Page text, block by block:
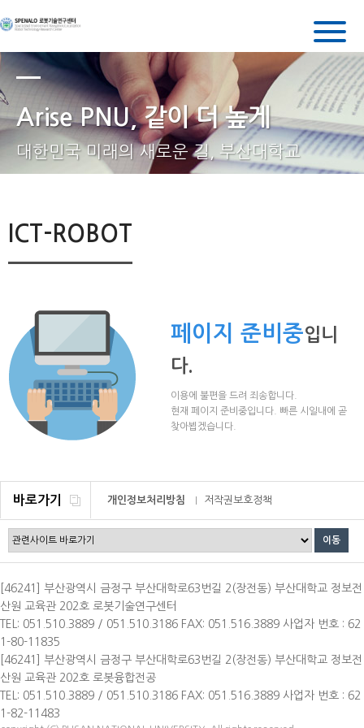
봇
기
술
연
구
센
터
Arise PNU, 같이 더 높게
대한민국 미래의 새로운 길, 부산대학교
ICT-ROBOT
페이지 준비중입니
다.
이용에 불편을 드려 죄송합니다.
현재 페이지 준비중입니다. 빠른 시일내에 곧
찾아뵙겠습니다.
바로가기 개인정보처리방침 저작권보호정책
[46241] 부산광역시 금정구 부산대학로63번길 2(장전동) 부산대학교 정보전
산원 교육관 202호 로봇기술연구센터
TEL: 051.510.3889 / 051.510.3186 FAX: 051.516.3889 사업자 번호 : 62
1-80-11835
[46241] 부산광역시 금정구 부산대학로63번길 2(장전동) 부산대학교 정보전
산원 교육관 202호 로봇융합전공
TEL: 051.510.3889 / 051.510.3186 FAX: 051.516.3889 사업자 번호 : 62
1-82-11483